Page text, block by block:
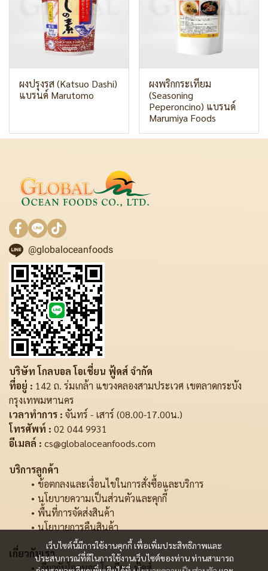
ผงปรุงรส (Katsuo Dashi)
แบรนด์ Marutomo
ผงพริกกระเทียม
(Seasoning
Peperoncino) แบรนด์
Marumiya Foods
เว็บไซต์นี้มีการใช้งานคุกกี้ เพื่อเพิ่มประสิทธิภาพและ
ประสบการณ์ที่ดีในการใช้งานเว็บไซต์ของท่าน ท่านสามารถ
@globaloceanfoods
บริษัท โกลบอล โอเชี่ยน ฟู้ดส์ จำกัด
ที่อยู่ : 142 ถ. ร่มเกล้า แขวงคลองสามประเวศ เขตลาดกระบัง
กรุงเทพมหานคร
เวลาทำการ : จันทร์ - เสาร์ (08.00-17.00น.)
โทรศัพท์ : 02 044 9931
อีเมลล์ : cs@globaloceanfoods.com
บริการลูกค้า
ข้อตกลงและเงื่อนไขในการสั่งซื้อและบริการ
นโยบายความเป็นส่วนตัวและคุกกี้
พื้นที่การจัดส่งสินค้า
นโยบายการคืนสินค้า
เกี่ยวกับเรา
เกี่ยวกับโกลบอล โอเชี่ยน ฟู้ดส์